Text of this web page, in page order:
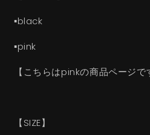
▪︎black
▪︎pink
【こちらはpinkの商品ページで
【SIZE】